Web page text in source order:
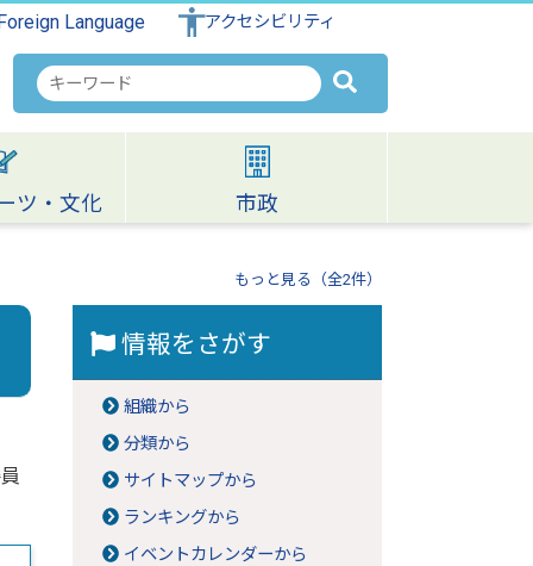
Language アクセシビリティ
検
索
キ
ワ
ー
ツ・文化 市政
もっと見る（全2件）
情報をさがす
組織から
分類から
サイトマップから
ランキングから
イベントカレンダーから